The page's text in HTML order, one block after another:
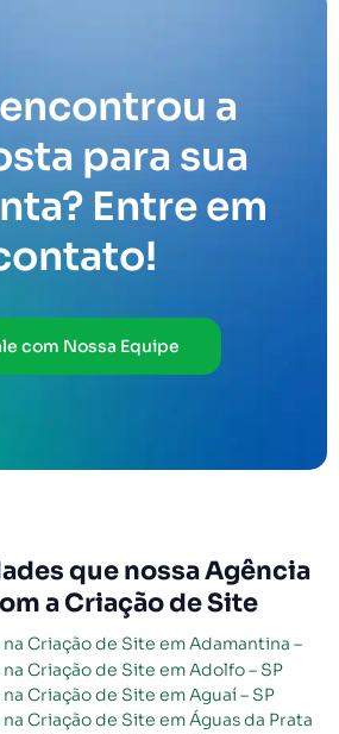
a
para sua
Entre em
com Nossa Equipe
que nossa Agência
a Criação de Site
Criação de Site em Adolfo – SP
Criação de Site em Aguaí – SP